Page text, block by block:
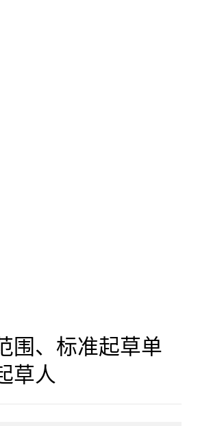
围、标准起草单
草人